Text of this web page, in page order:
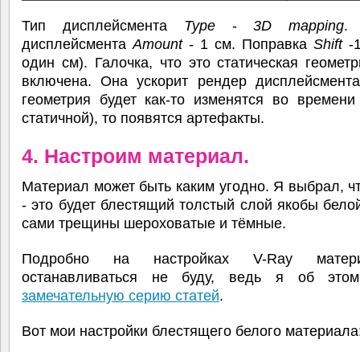
Тип дисплейсмента Type-3D mapping.
дисплейсментаAmount- 1 см. Поправка Shift-
один см). Галочка, что это статическая
включена. Она ускорит рендер
геометрия будет как-то изменятся во
статичной), то появятся артефакты.
4. Настроим материал.
Материал может быть каким угодно. Я выбрал,
- это будет блестящий толстый слой якобы
сами трещины шероховатые и тёмные.
Подробно на настройках V-Ray
останавливаться не буду, ведь я об
замечательную серию статей.
Вот мои настройки блестящего белого